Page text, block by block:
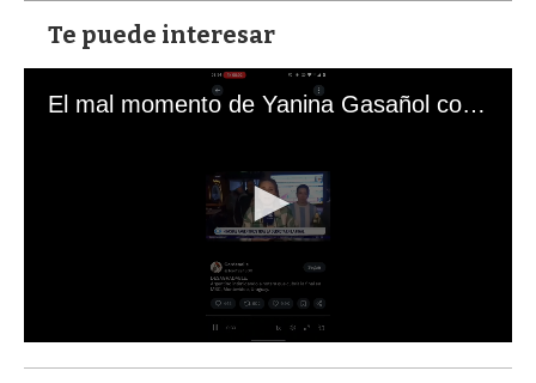
Te puede interesar
El mal momento de Yanina Gasañol con un hincha argentino en "Subrayado"
s